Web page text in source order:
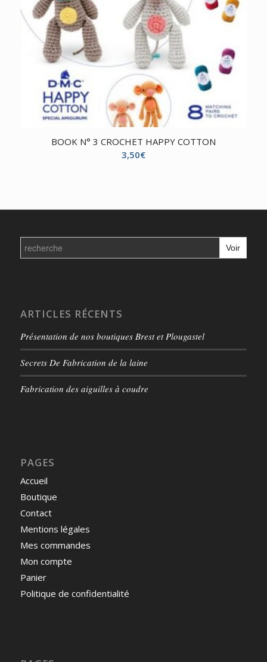
BOOK N° 3 CROCHET HAPPY COTTON
3,50€
Search
for:
ARTICLES RÉCENTS
Présentation de nos boutiques Brest et Plougastel
Secrets De Fabrication de la laine
Fabrication des aiguilles à coudre
PAGES
Accueil
Boutique
Contact
Mentions légales
Mes commandes
Mon compte
Panier
Politique de confidentialité